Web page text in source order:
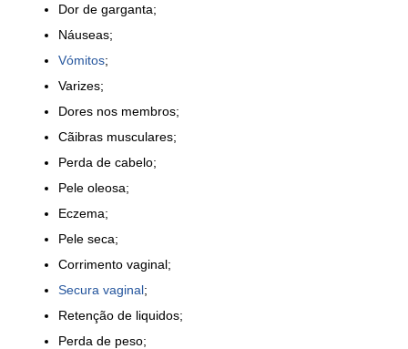
Dor de garganta;
Náuseas;
Vómitos;
Varizes;
Dores nos membros;
Cãibras musculares;
Perda de cabelo;
Pele oleosa;
Eczema;
Pele seca;
Corrimento vaginal;
Secura vaginal;
Retenção de liquidos;
Perda de peso;